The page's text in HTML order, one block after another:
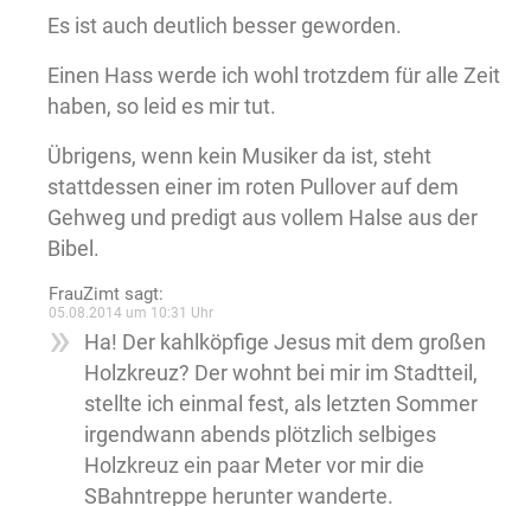
Es ist auch deutlich besser geworden.
Einen Hass werde ich wohl trotzdem für alle Zeit
haben, so leid es mir tut.
Übrigens, wenn kein Musiker da ist, steht
stattdessen einer im roten Pullover auf dem
Gehweg und predigt aus vollem Halse aus der
Bibel.
FrauZimt sagt:
05.08.2014 um 10:31 Uhr
Ha! Der kahlköpfige Jesus mit dem großen
Holzkreuz? Der wohnt bei mir im Stadtteil,
stellte ich einmal fest, als letzten Sommer
irgendwann abends plötzlich selbiges
Holzkreuz ein paar Meter vor mir die
SBahntreppe herunter wanderte.